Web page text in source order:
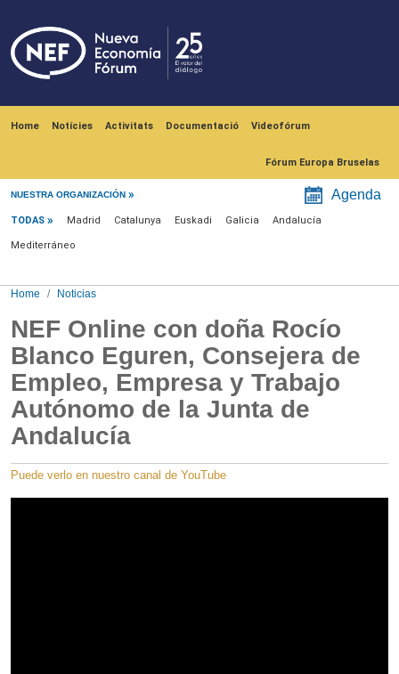
Home Notícies Activitats Documentació Videofórum
Fórum Europa Bruselas
NUESTRA ORGANIZACIÓN Agenda
Menú noticias
TODAS Madrid Catalunya Euskadi Galicia Andalucía
Mediterráneo
Home Noticias
NEF Online con doña Rocío
Blanco Eguren, Consejera de
Empleo, Empresa y Trabajo
Autónomo de la Junta de
Andalucía
Puede verlo en nuestro canal de YouTube